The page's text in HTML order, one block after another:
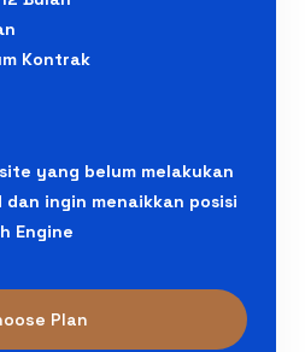
Kontrak
yang belum melakukan
ingin menaikkan posisi
Engine
Plan